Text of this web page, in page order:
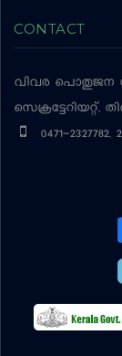
CONTACT
വിവര പൊതുജന
സെക്രട്ടേറിയറ്റ്,
0471-2327782,